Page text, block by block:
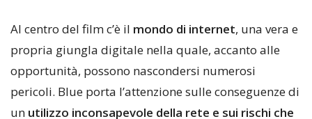
Al centro del film c’è il mondo di internet, una vera e
propria giungla digitale nella quale, accanto alle
opportunità, possono nascondersi numerosi
pericoli. Blue porta l’attenzione sulle conseguenze di
un utilizzo inconsapevole della rete e sui rischi che